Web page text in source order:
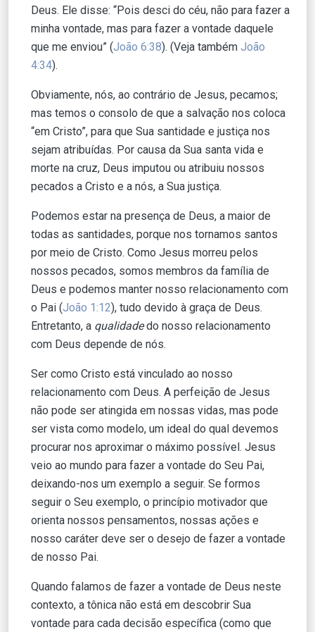
Deus. Ele disse: “Pois desci do céu, não para fazer a
minha vontade, mas para fazer a vontade daquele
que me enviou” (João 6:38). (Veja também João
4:34).
Obviamente, nós, ao contrário de Jesus, pecamos;
mas temos o consolo de que a salvação nos coloca
“em Cristo”, para que Sua santidade e justiça nos
sejam atribuídas. Por causa da Sua santa vida e
morte na cruz, Deus imputou ou atribuiu nossos
pecados a Cristo e a nós, a Sua justiça.
Podemos estar na presença de Deus, a maior de
todas as santidades, porque nos tornamos santos
por meio de Cristo. Como Jesus morreu pelos
nossos pecados, somos membros da família de
Deus e podemos manter nosso relacionamento com
o Pai (João 1:12), tudo devido à graça de Deus.
Entretanto, a qualidadedo nosso relacionamento
com Deus depende de nós.
Ser como Cristo está vinculado ao nosso
relacionamento com Deus. A perfeição de Jesus
não pode ser atingida em nossas vidas, mas pode
ser vista como modelo, um ideal do qual devemos
procurar nos aproximar o máximo possível. Jesus
veio ao mundo para fazer a vontade do Seu Pai,
deixando-nos um exemplo a seguir. Se formos
seguir o Seu exemplo, o princípio motivador que
orienta nossos pensamentos, nossas ações e
nosso caráter deve ser o desejo de fazer a vontade
de nosso Pai.
Quando falamos de fazer a vontade de Deus neste
contexto, a tônica não está em descobrir Sua
vontade para cada decisão específica (como que